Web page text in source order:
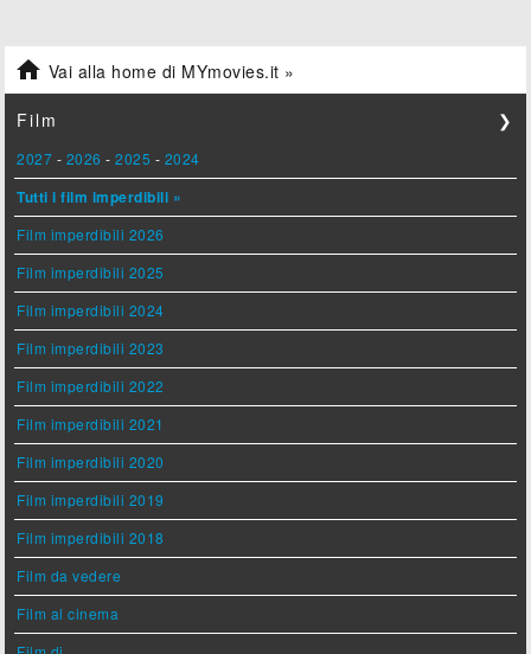
 Vai alla home di MYmovies.it »
Film ❯
2027 - 2026 -2025 - 2024
Tutti i film imperdibili »
Film imperdibili 2026
Film imperdibili 2025
Film imperdibili 2024
Film imperdibili 2023
Film imperdibili 2022
Film imperdibili 2021
Film imperdibili 2020
Film imperdibili 2019
Film imperdibili 2018
Film da vedere
Film al cinema